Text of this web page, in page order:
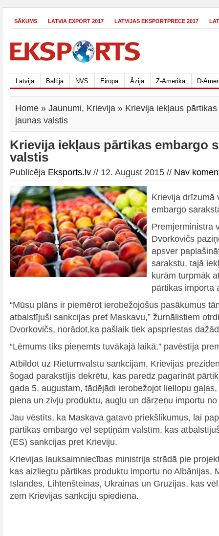
SĀKUMS LATVIA EXPORT 2017 LATVIJAS EKSPORTPRECE 2017
Latvija Baltija NVS Eiropa Āzija Z-Amerika D-
Home » Jaunumi, Krievija » Krievija iekļaus
jaunas valstis
Krievija iekļaus pārtikas embargo
valstis
Publicēja Eksports.lv // 12. August 2015 // Nav
Krievija drīzumā
embargo
Premjerministra
Dvorkovičs
apsver
sarakstu, tajā
kurām turpmāk
pārtikas importa
“Mūsu plāns ir piemērot ierobežojošus pasākumus
atbalstījuši sankcijas pret Maskavu,” žurnālistiem
Dvorkovičs, norādot,ka pašlaik tiek apspriestas
“Lēmums tiks pieņemts tuvākajā laikā,” pavēstīja
Atbildot uz Rietumvalstu sankcijām, Krievijas
šogad parakstījis dekrētu, kas paredz pagarināt
gada 5. augustam, tādējādi ierobežojot liellopu
piena un zivju produktu, augļu un dārzeņu importu
Jau vēstīts, ka Maskava gatavo priekšlikumus, lai
pārtikas embargo vēl septiņām valstīm, kas
(ES) sankcijas pret Krieviju.
Krievijas lauksaimniecības ministrija strādā pie
kas aizliegtu pārtikas produktu importu no Albānijas,
Islandes, Lihtenšteinas, Ukrainas un Gruzijas, kas
zem Krievijas sankciju spiediena.